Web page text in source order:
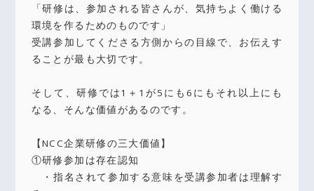
「研修は、参加される皆さんが、気持ちよく働ける
環境を作るためのものです」
受講参加してくださる方側からの目線で、お伝えす
ることが最も大切です。
そして、研修では1＋1が5にも6にもそれ以上にも
なる、そんな価値があるのです。
【NCC企業研修の三大価値】
①研修参加は存在認知
・指名されて参加する意味を受講参加者は理解す